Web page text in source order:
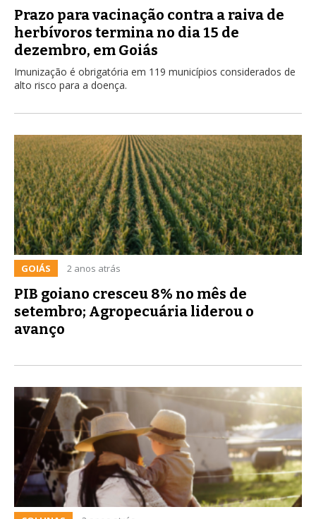
Prazo para vacinação contra a raiva de
herbívoros termina no dia 15 de
dezembro, em Goiás
Imunização é obrigatória em 119 municípios considerados de
alto risco para a doença.
GOIÁS 2 anos atrás
PIB goiano cresceu 8% no mês de
setembro; Agropecuária liderou o
avanço